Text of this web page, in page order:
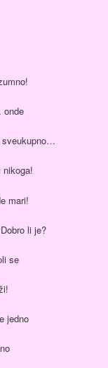
onde
sveukupno…
mari!
li je?
se
jedno